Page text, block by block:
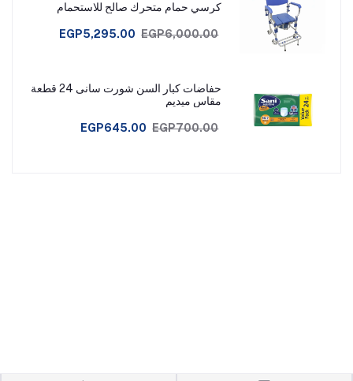
كرسي حمام متحرك صالح للاستحمام
EGP5,295.00 EGP6,000.00
حفاضات كبار السن شورت سانى 24 قطعة
مقاس ميديم
EGP645.00 EGP700.00